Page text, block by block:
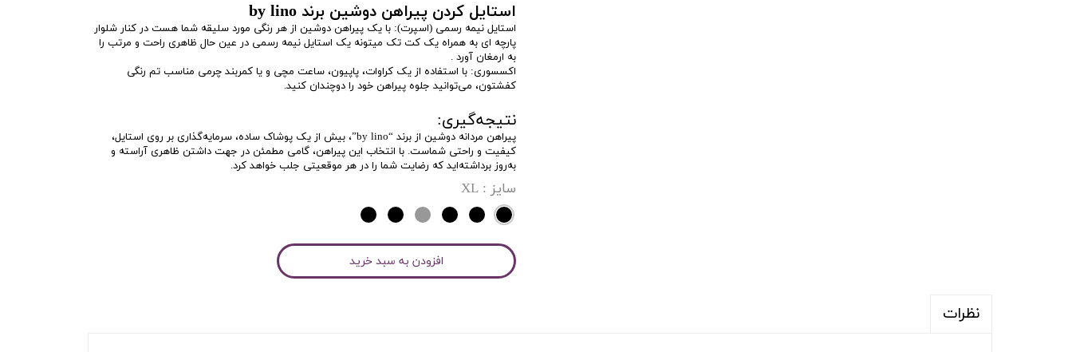
استایل کردن پیراهن دوشین برند by lino
استایل نیمه رسمی (اسپرت): با یک پیراهن دوشین از هر رنگی مورد سلیقه شما هست در کنار شلوار
پارچه ای به همراه یک کت تک میتونه یک استایل نیمه رسمی در عین حال ظاهری راحت و مرتب را
به ارمغان آورد .
اکسسوری: با استفاده از یک کراوات، پاپیون، ساعت مچی و یا کمربند چرمی مناسب تم رنگی
کفشتون، می‌توانید جلوه پیراهن خود را دوچندان کنید.
نتیجه‌گیری:
پیراهن مردانه دوشین از برند “by lino”، بیش از یک پوشاک ساده، سرمایه‌گذاری بر روی استایل،
کیفیت و راحتی شماست. با انتخاب این پیراهن، گامی مطمئن در جهت داشتن ظاهری آراسته و
به‌روز برداشته‌اید که رضایت شما را در هر موقعیتی جلب خواهد کرد.
سایز : XL
افزودن به سبد خرید
نظرات